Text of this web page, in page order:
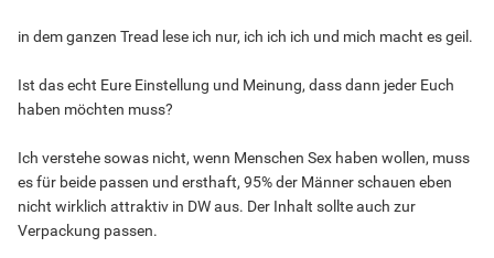
in dem ganzen Tread lese ich nur, ich ich ich und mich macht es geil.
Ist das echt Eure Einstellung und Meinung, dass dann jeder Euch
haben möchten muss?
Ich verstehe sowas nicht, wenn Menschen Sex haben wollen, muss
es für beide passen und ersthaft, 95% der Männer schauen eben
nicht wirklich attraktiv in DW aus. Der Inhalt sollte auch zur
Verpackung passen.